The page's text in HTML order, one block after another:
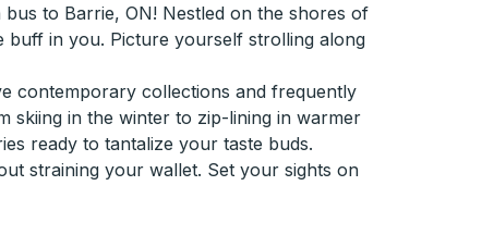
to Barrie, ON! Nestled on the shores of
buff in you. Picture yourself strolling along
contemporary collections and frequently
skiing in the winter to zip-lining in warmer
ready to tantalize your taste buds.
straining your wallet. Set your sights on